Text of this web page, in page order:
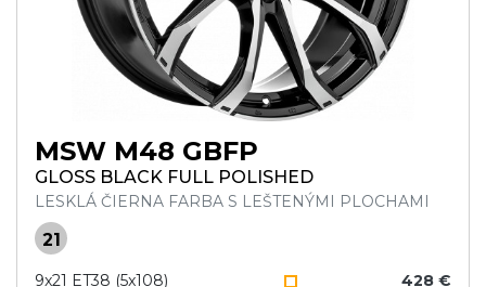
MSW M48 GBFP
GLOSS BLACK FULL POLISHED
LESKLÁ ČIERNA FARBA S LEŠTENÝMI PLOCHAMI
21
9x21 ET38 (5x108) 428 €